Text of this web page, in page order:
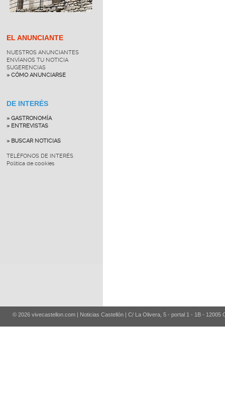
EL ANUNCIANTE
NUESTROS ANUNCIANTES
ENVÍANOS TU NOTICIA
SUGERENCIAS
» CÓMO ANUNCIARSE
DE INTERÉS
» GASTRONOMÍA
» ENTREVISTAS
» BUSCAR NOTICIAS
TELÉFONOS DE INTERÉS
Política de cookies
© 2026 vivecastellon.com | Noticias Castellón | C/ La Olivera, 5 - portal 1 - 1B - 12005